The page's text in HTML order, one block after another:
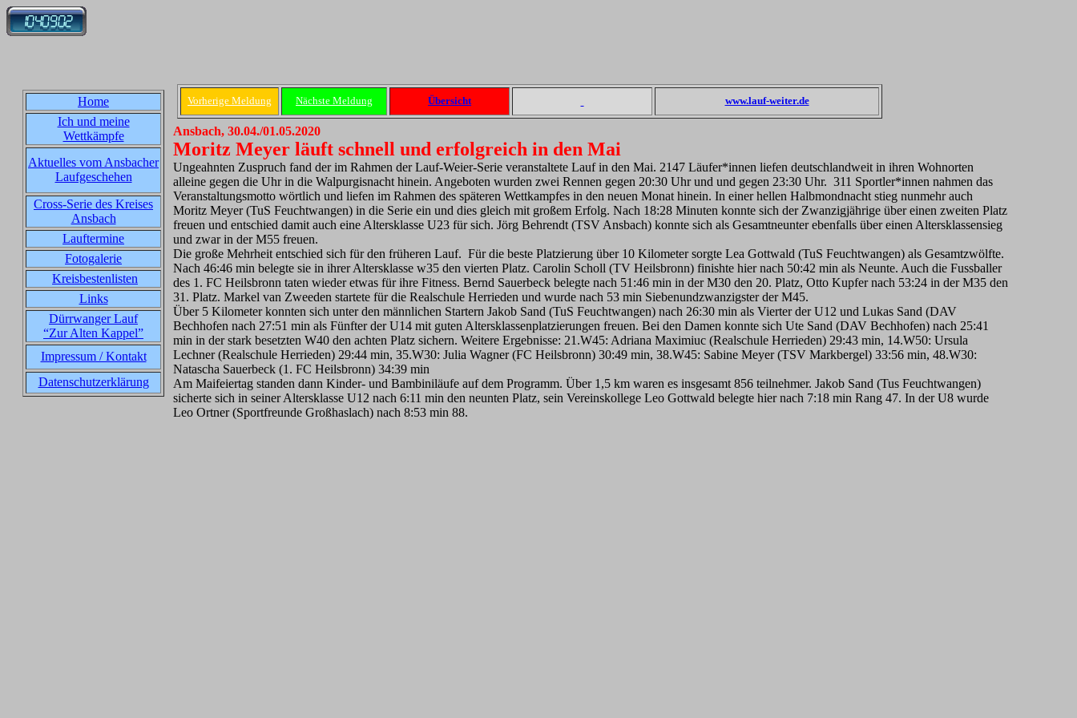
Home
Ich und meine
Wettkämpfe
Aktuelles vom Ansbacher
Laufgeschehen
Cross-Serie des Kreises
Ansbach
Lauftermine
Fotogalerie
Kreisbestenlisten
Links
Dürrwanger Lauf
“Zur Alten Kappel”
Impressum / Kontakt
Datenschutzerklärung
Vorherige Meldung Nächste Meldung Übersicht www.lauf-weiter.de
Ansbach, 30.04./01.05.2020
Moritz Meyer läuft schnell und erfolgreich in den Mai
Ungeahnten Zuspruch fand der im Rahmen der Lauf-Weier-Serie veranstaltete Lauf in den Mai. 2147 Läufer*innen liefen deutschlandweit in ihren Wohnorten
alleine gegen die Uhr in die Walpurgisnacht hinein. Angeboten wurden zwei Rennen gegen 20:30 Uhr und und gegen 23:30 Uhr. 311 Sportler*innen nahmen das
Veranstaltungsmotto wörtlich und liefen im Rahmen des späteren Wettkampfes in den neuen Monat hinein. In einer hellen Halbmondnacht stieg nunmehr auch
Moritz Meyer (TuS Feuchtwangen) in die Serie ein und dies gleich mit großem Erfolg. Nach 18:28 Minuten konnte sich der Zwanzigjährige über einen zweiten Platz
freuen und entschied damit auch eine Altersklasse U23 für sich. Jörg Behrendt (TSV Ansbach) konnte sich als Gesamtneunter ebenfalls über einen Altersklassensieg
und zwar in der M55 freuen.
Die große Mehrheit entschied sich für den früheren Lauf. Für die beste Platzierung über 10 Kilometer sorgte Lea Gottwald (TuS Feuchtwangen) als Gesamtzwölfte.
Nach 46:46 min belegte sie in ihrer Altersklasse w35 den vierten Platz. Carolin Scholl (TV Heilsbronn) finishte hier nach 50:42 min als Neunte. Auch die Fussballer
des 1. FC Heilsbronn taten wieder etwas für ihre Fitness. Bernd Sauerbeck belegte nach 51:46 min in der M30 den 20. Platz, Otto Kupfer nach 53:24 in der M35 den
31. Platz. Markel van Zweeden startete für die Realschule Herrieden und wurde nach 53 min Siebenundzwanzigster der M45.
Über 5 Kilometer konnten sich unter den männlichen Startern Jakob Sand (TuS Feuchtwangen) nach 26:30 min als Vierter der U12 und Lukas Sand (DAV
Bechhofen nach 27:51 min als Fünfter der U14 mit guten Altersklassenplatzierungen freuen. Bei den Damen konnte sich Ute Sand (DAV Bechhofen) nach 25:41
min in der stark besetzten W40 den achten Platz sichern. Weitere Ergebnisse: 21.W45: Adriana Maximiuc (Realschule Herrieden) 29:43 min, 14.W50: Ursula
Lechner (Realschule Herrieden) 29:44 min, 35.W30: Julia Wagner (FC Heilsbronn) 30:49 min, 38.W45: Sabine Meyer (TSV Markbergel) 33:56 min, 48.W30:
Natascha Sauerbeck (1. FC Heilsbronn) 34:39 min
Am Maifeiertag standen dann Kinder- und Bambiniläufe auf dem Programm. Über 1,5 km waren es insgesamt 856 teilnehmer. Jakob Sand (Tus Feuchtwangen)
sicherte sich in seiner Altersklasse U12 nach 6:11 min den neunten Platz, sein Vereinskollege Leo Gottwald belegte hier nach 7:18 min Rang 47. In der U8 wurde
Leo Ortner (Sportfreunde Großhaslach) nach 8:53 min 88.